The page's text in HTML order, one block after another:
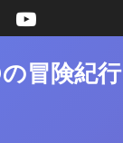
冒険紀行